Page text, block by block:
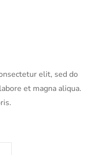
elit, sed do
et magna aliqua.